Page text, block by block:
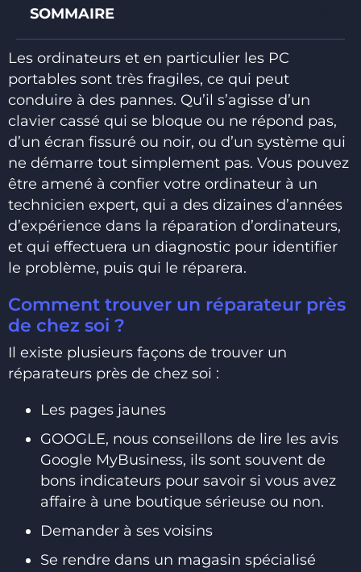
SOMMAIRE
Les ordinateurs et en particulier les PC
portables sont très fragiles, ce qui peut
conduire à des pannes. Qu’il s’agisse d’un
clavier cassé qui se bloque ou ne répond pas,
d’un écran fissuré ou noir, ou d’un système qui
ne démarre tout simplement pas. Vous pouvez
être amené à confier votre ordinateur à un
technicien expert, qui a des dizaines d’années
d’expérience dans la réparation d’ordinateurs,
et qui effectuera un diagnostic pour identifier
le problème, puis qui le réparera.
Comment trouver un réparateur près
de chez soi ?
Il existe plusieurs façons de trouver un
réparateurs près de chez soi :
Les pages jaunes
GOOGLE, nous conseillons de lire les avis
Google MyBusiness, ils sont souvent de
bons indicateurs pour savoir si vous avez
affaire à une boutique sérieuse ou non.
Demander à ses voisins
Se rendre dans un magasin spécialisé